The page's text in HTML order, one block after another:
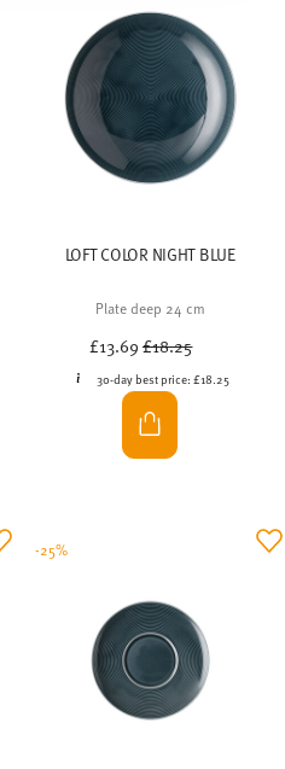
LOFT COLOR NIGHT BLUE
Plate deep 24 cm
£13.69Price reduced from
£18.25
30-day best price:£18.25
-25%